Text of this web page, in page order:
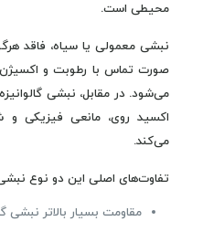
محیطی است.
نبشی معمولی یا سیاه، فاقد
صورت تماس با رطوبت و
می‌شود. در مقابل، نبشی
اکسید روی، مانعی فیزیکی و
می‌کند.
تفاوت‌های اصلی این دو نوع نبشی
مقاومت بسیار بالاتر نبشی